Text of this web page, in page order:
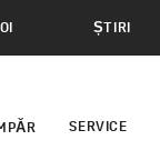
ȘTIRI
SERVICE